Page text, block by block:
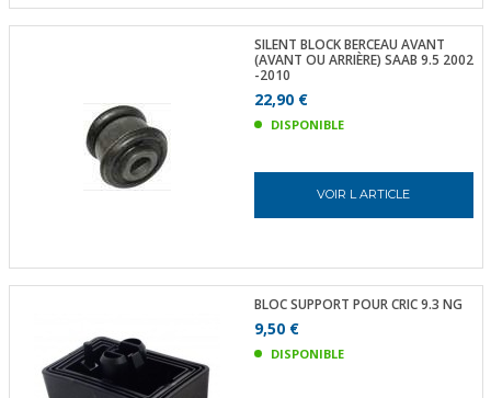
SILENT BLOCK BERCEAU AVANT
(AVANT OU ARRIÈRE) SAAB 9.5 2002
-2010
22,90 €
DISPONIBLE
VOIR L ARTICLE
BLOC SUPPORT POUR CRIC 9.3 NG
9,50 €
DISPONIBLE